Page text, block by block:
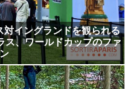
イングランドを観られる
ス、ワールドカップのファ